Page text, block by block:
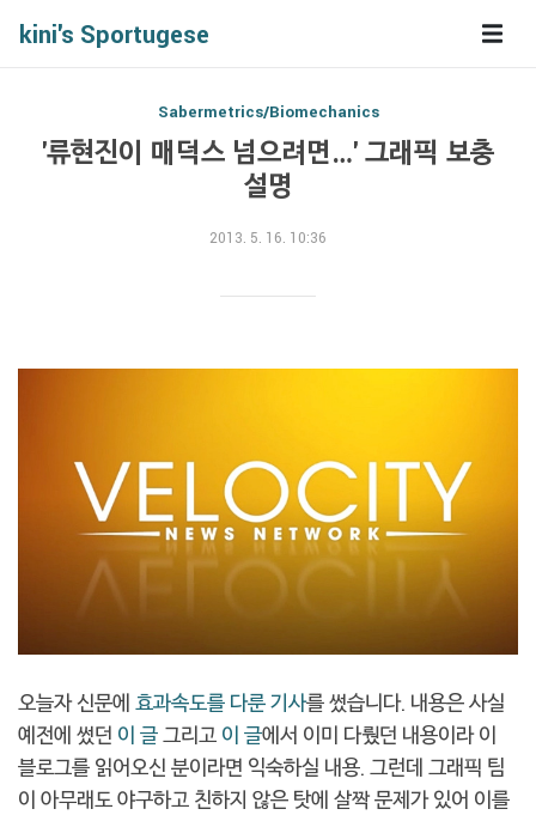
kini's Sportugese
Sabermetrics/Biomechanics
'류현진이 매덕스 넘으려면…' 그래픽 보충
설명
2013. 5. 16. 10:36
오늘자 신문에 효과속도를 다룬 기사를 썼습니다. 내용은 사실
예전에 썼던 이 글그리고 이 글에서 이미 다뤘던 내용이라 이
블로그를 읽어오신 분이라면 익숙하실 내용. 그런데 그래픽 팀
이 아무래도 야구하고 친하지 않은 탓에 살짝 문제가 있어 이를